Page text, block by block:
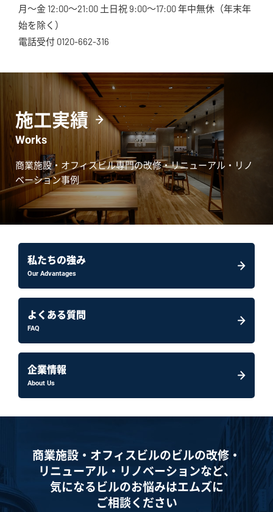
月～金 12:00～21:00 土日祝 9:00～17:00 年中無休（年末年
始を除く）
電話受付 0120-662-316
施工実績
Works
商業施設・オフィスビル専門の改修・リニューアル・リノ
ベーション事例
私たちの強み
Our Advantages
よくある質問
FAQ
企業情報
About Us
商業施設・オフィスビルのビルの改修・
リニューアル・ リノベーションなど、
気になるビルのお悩みはエムズに
ご相談ください